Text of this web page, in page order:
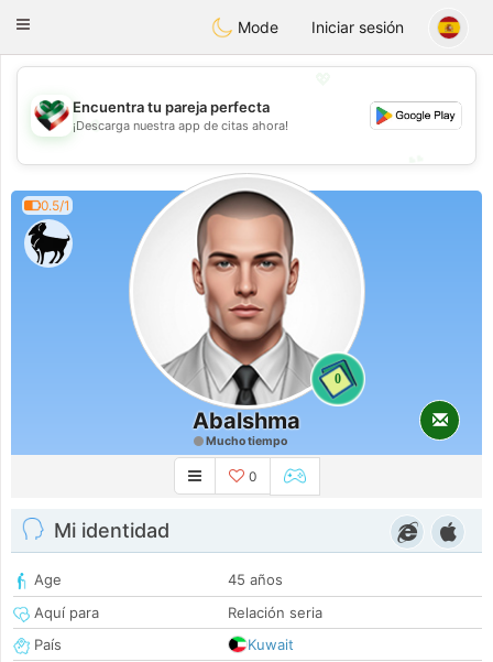
KuwaitChat
Toggle
Mode Iniciar sesión
💖
💕
Encuentra tu pareja perfecta
¡Descarga nuestra app de citas ahora!
0.5/1
0
Abalshma
Mucho tiempo
0
Mi identidad
Age
45 años
Aquí para
Relación seria
País
Kuwait